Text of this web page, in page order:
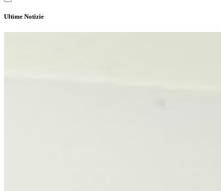
Ultime Notizie